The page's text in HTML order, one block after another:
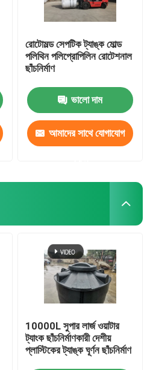
রোটোমল্ড সেপটিক ট্যাঙ্ক মোল্ড
পলিথিন পলিপ্রোপিলিন রোটেশনাল
ছাঁচনির্মাণ
ভালো দাম
আমাদের সাথে যোগাযোগ
10000L সুপার লার্জ ওয়াটার
ট্যাংক ছাঁচনির্মাণকারী দেশীয়
প্লাস্টিকের ট্যাঙ্ক ঘূর্ণন ছাঁচনির্মাণ